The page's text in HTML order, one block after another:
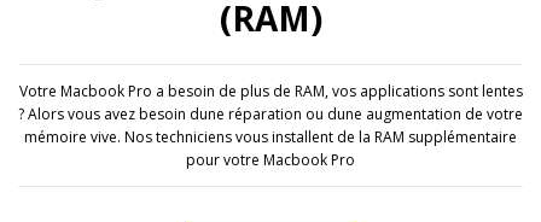
(RAM)
Votre Macbook Pro a besoin de plus de RAM, vos applications sont lentes
? Alors vous avez besoin dune réparation ou dune augmentation de votre
mémoire vive. Nos techniciens vous installent de la RAM supplémentaire
pour votre Macbook Pro